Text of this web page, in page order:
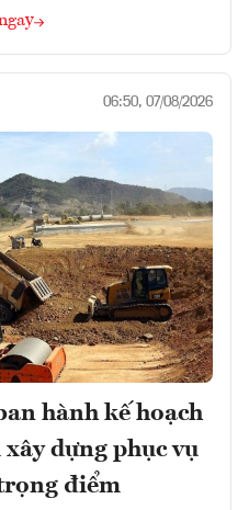
06:50, 07/08/2026
hành kế hoạch
dựng phục vụ
điểm